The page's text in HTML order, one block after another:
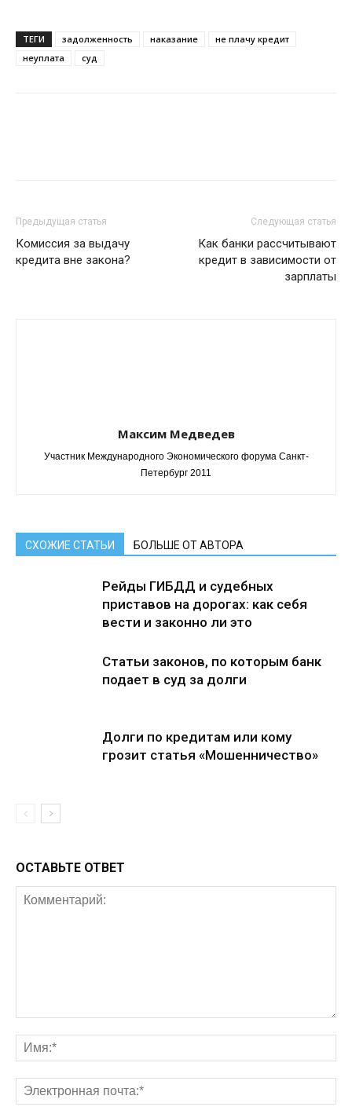
ТЕГИ задолженность наказание
не плачу кредит
неуплата
суд
Предыдущая статья
Комиссия за выдачу
кредита вне закона?
Следующая статья
Как банки рассчитывают
кредит в зависимости от
зарплаты
Максим Медведев
Участник Международного Экономического форума Санкт-
Петербург 2011
СХОЖИЕ СТАТЬИ БОЛЬШЕ ОТ АВТОРА
Рейды ГИБДД и судебных
приставов на дорогах: как себя
вести и законно ли это
Статьи законов, по которым банк
подает в суд за долги
Долги по кредитам или кому
грозит статья «Мошенничество»
ОСТАВЬТЕ ОТВЕТ